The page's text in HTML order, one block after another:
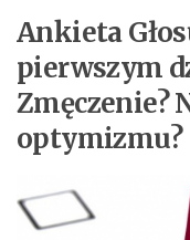
Ankieta
pierwszym
Zmęczenie?
optymizmu?